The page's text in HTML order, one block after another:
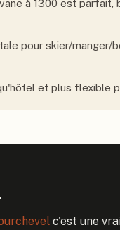
à 1300 est parfait,
pour skier/manger/
et plus flexible
c'est une